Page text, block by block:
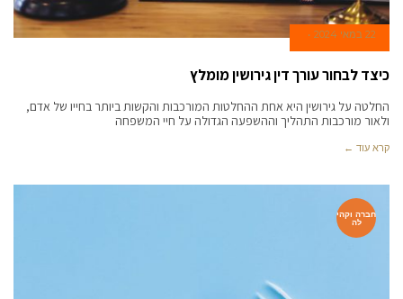
22 במאי 2024
כיצד לבחור עורך דין גירושין מומלץ
החלטה על גירושין היא אחת ההחלטות המורכבות והקשות ביותר בחייו של אדם,
ולאור מורכבות התהליך וההשפעה הגדולה על חיי המשפחה
קרא עוד ←
חברה וקהי
לה